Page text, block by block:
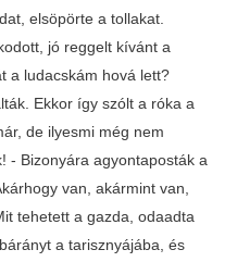
elsöpörte a tollakat.
jó reggelt kívánt a
a ludacskám hová lett?
Ekkor így szólt a róka a
de ilyesmi még nem
- Bizonyára agyontaposták a
van, akármint van,
tehetett a gazda, odaadta
a tarisznyájába, és